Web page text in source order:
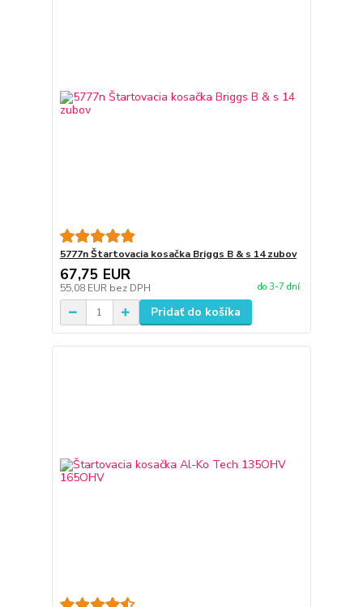
5777n Štartovacia kosačka Briggs B & s 14 zubov
67,75 EUR
55,08 EUR bez DPH do 3-7 dní
Pridať do košíka